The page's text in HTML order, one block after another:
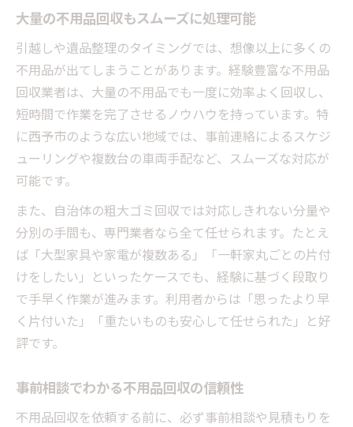
大量の不用品回収もスムーズに処理可能
引越しや遺品整理のタイミングでは、想像以上に多くの
不用品が出てしまうことがあります。経験豊富な不用品
回収業者は、大量の不用品でも一度に効率よく回収し、
短時間で作業を完了させるノウハウを持っています。特
に西予市のような広い地域では、事前連絡によるスケジ
ューリングや複数台の車両手配など、スムーズな対応が
可能です。
また、自治体の粗大ゴミ回収では対応しきれない分量や
分別の手間も、専門業者なら全て任せられます。たとえ
ば「大型家具や家電が複数ある」「一軒家丸ごとの片付
けをしたい」といったケースでも、経験に基づく段取り
で手早く作業が進みます。利用者からは「思ったより早
く片付いた」「重たいものも安心して任せられた」と好
評です。
事前相談でわかる不用品回収の信頼性
不用品回収を依頼する前に、必ず事前相談や見積もりを